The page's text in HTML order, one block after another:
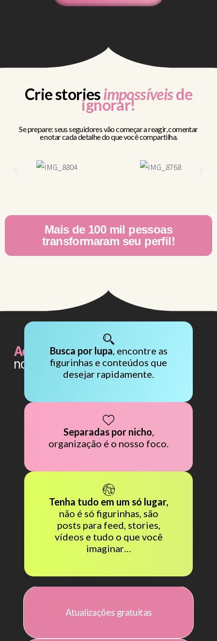
Crie storiesimpossíveisde
ignorar!
Se prepare: seus seguidores vão começar a reagir, comentar
e notar cada detalhe do que você compartilha.
Mais de 100 mil pessoas
transformaram seu perfil!
Acesse tudo facilmentepelo
nosso Aplicativo
Busca por lupa, encontre as
figurinhas e conteúdos que
desejar rapidamente.
Separadas por nicho,
organização é o nosso foco.
Tenha tudo em um só lugar,
não é só figurinhas, são
posts para feed, stories,
vídeos e tudo o que você
imaginar…
Atualizações gratuitas